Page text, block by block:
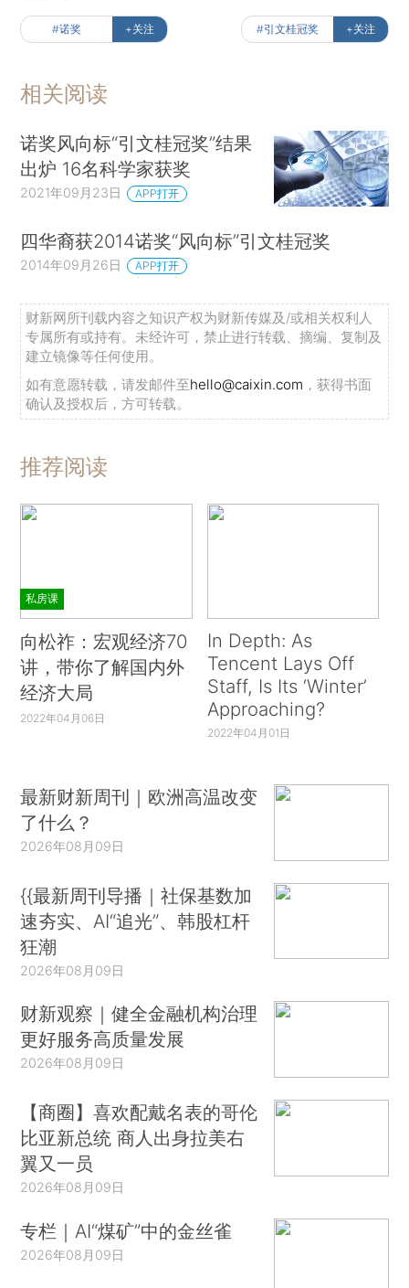
#诺奖 +关注 #引文桂冠奖 +关注
相关阅读
诺奖风向标“引文桂冠奖”结果
出炉 16名科学家获奖
2021年09月23日 APP打开
四华裔获2014诺奖“风向标”引文桂冠奖
2014年09月26日 APP打开
财新网所刊载内容之知识产权为财新传媒及/或相关权利人
专属所有或持有。未经许可，禁止进行转载、摘编、复制及
建立镜像等任何使用。
如有意愿转载，请发邮件至hello@caixin.com ，获得书面
确认及授权后，方可转载。
推荐阅读
私房课
向松祚：宏观经济70
讲，带你了解国内外
经济大局
2022年04月06日
In Depth: As
Tencent Lays Off
Staff, Is Its ‘Winter’
Approaching?
2022年04月01日
最新财新周刊｜欧洲高温改变
了什么？
2026年08月09日
{{最新周刊导播｜社保基数加
速夯实、AI“追光”、韩股杠杆
狂潮
2026年08月09日
财新观察｜健全金融机构治理
更好服务高质量发展
2026年08月09日
【商圈】喜欢配戴名表的哥伦
比亚新总统 商人出身拉美右
翼又一员
2026年08月09日
专栏｜AI“煤矿”中的金丝雀
2026年08月09日